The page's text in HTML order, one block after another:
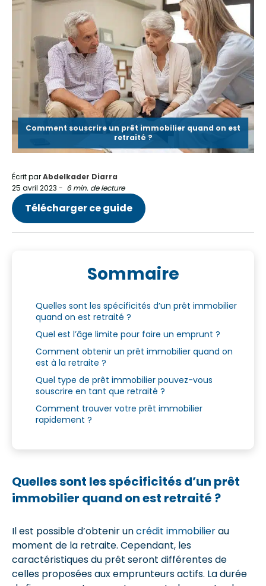
Comment souscrire un prêt immobilier quand on est
retraité ?
Écrit parAbdelkader Diarra
25 avril 2023 - 6 min. de lecture
Télécharger ce guide
Sommaire
Quelles sont les spécificités d’un prêt immobilier
quand on est retraité ?
Quel est l’âge limite pour faire un emprunt ?
Comment obtenir un prêt immobilier quand on
est à la retraite ?
Quel type de prêt immobilier pouvez-vous
souscrire en tant que retraité ?
Comment trouver votre prêt immobilier
rapidement ?
Quelles sont les spécificités d’un prêt
immobilier quand on est retraité ?
Il est possible d’obtenir uncrédit immobilierau
moment de la retraite. Cependant, les
caractéristiques du prêt seront différentes de
celles proposées aux emprunteurs actifs. La durée